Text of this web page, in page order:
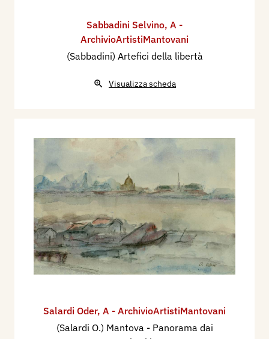
Sabbadini Selvino, A -
ArchivioArtistiMantovani
(Sabbadini) Artefici della libertà
Visualizza scheda
Salardi Oder, A - ArchivioArtistiMantovani
(Salardi O.) Mantova - Panorama dai